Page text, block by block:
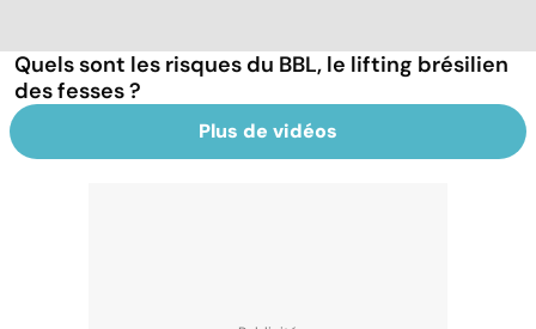
Quels sont les risques du BBL, le lifting brésilien
des fesses ?
Plus de vidéos